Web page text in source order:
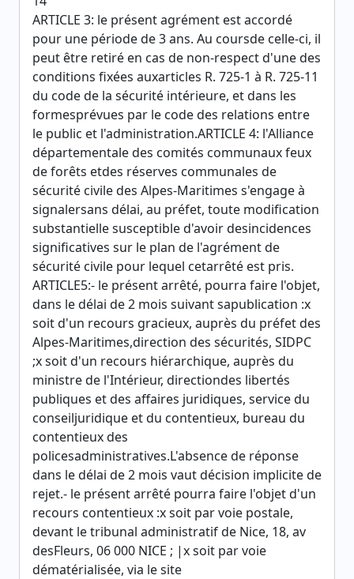
ARTICLE 3: le présent agrément est accordé
pour une période de 3 ans. Au coursde celle-ci, il
peut être retiré en cas de non-respect d'une des
conditions fixées auxarticles R. 725-1 à R. 725-11
du code de la sécurité intérieure, et dans les
formesprévues par le code des relations entre
le public et l'administration.ARTICLE 4: l'Alliance
départementale des comités communaux feux
de forêts etdes réserves communales de
sécurité civile des Alpes-Maritimes s'engage à
signalersans délai, au préfet, toute modification
substantielle susceptible d'avoir desincidences
significatives sur le plan de l'agrément de
sécurité civile pour lequel cetarrêté est pris.
ARTICLE5:- le présent arrêté, pourra faire l'objet,
dans le délai de 2 mois suivant sapublication :x
soit d'un recours gracieux, auprès du préfet des
Alpes-Maritimes,direction des sécurités, SIDPC
;x soit d'un recours hiérarchique, auprès du
ministre de l'Intérieur, directiondes libertés
publiques et des affaires juridiques, service du
conseiljuridique et du contentieux, bureau du
contentieux des
policesadministratives.L'absence de réponse
dans le délai de 2 mois vaut décision implicite de
rejet.- le présent arrêté pourra faire l'objet d'un
recours contentieux :x soit par voie postale,
devant le tribunal administratif de Nice, 18, av
desFleurs, 06 000 NICE ; |x soit par voie
dématérialisée, via le site